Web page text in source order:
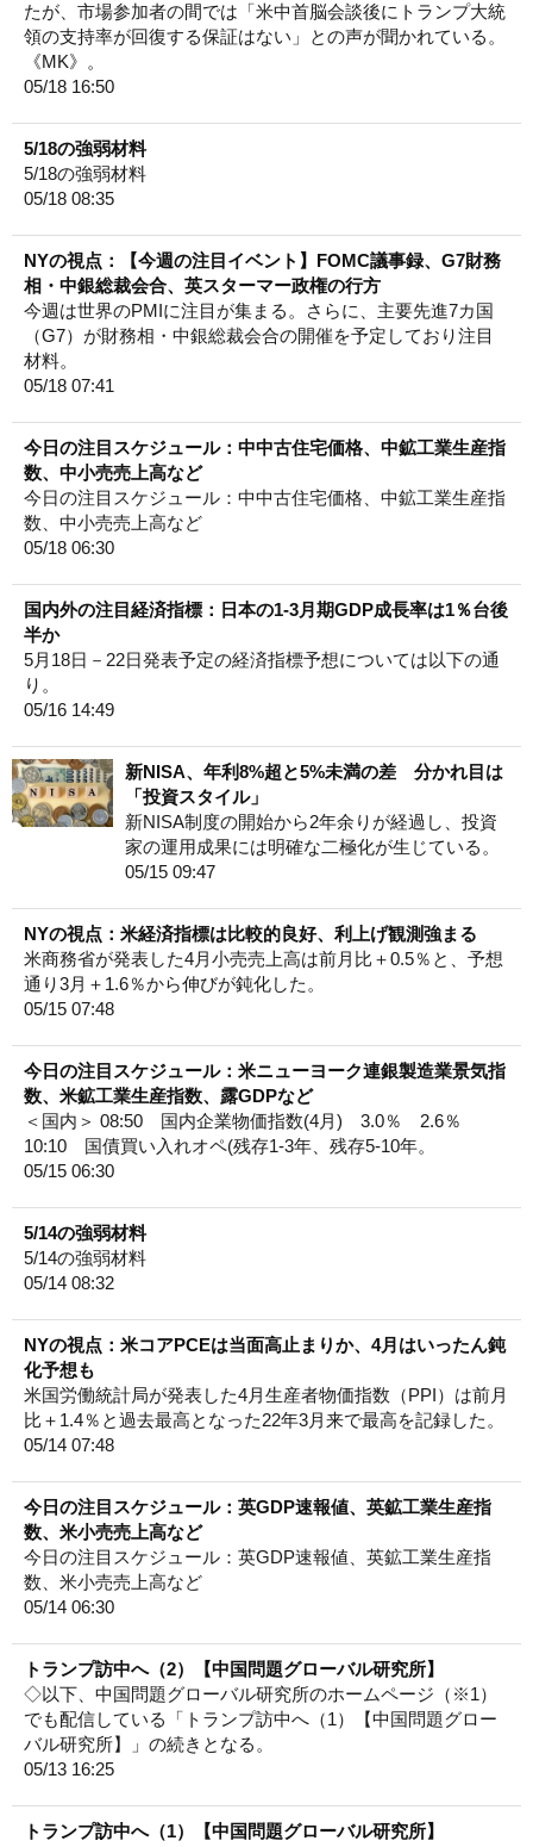
たが、市場参加者の間では「米中首脳会談後にトランプ大統
領の支持率が回復する保証はない」との声が聞かれている。
《MK》。
05/18 16:50
5/18の強弱材料
5/18の強弱材料
05/18 08:35
NYの視点：【今週の注目イベント】FOMC議事録、G7財務
相・中銀総裁会合、英スターマー政権の行方
今週は世界のPMIに注目が集まる。さらに、主要先進7カ国
（G7）が財務相・中銀総裁会合の開催を予定しており注目
材料。
05/18 07:41
今日の注目スケジュール：中中古住宅価格、中鉱工業生産指
数、中小売売上高など
今日の注目スケジュール：中中古住宅価格、中鉱工業生産指
数、中小売売上高など
05/18 06:30
国内外の注目経済指標：日本の1-3月期GDP成長率は1％台後
半か
5月18日－22日発表予定の経済指標予想については以下の通
り。
05/16 14:49
新NISA、年利8%超と5%未満の差 分かれ目は
「投資スタイル」
新NISA制度の開始から2年余りが経過し、投資
家の運用成果には明確な二極化が生じている。
05/15 09:47
NYの視点：米経済指標は比較的良好、利上げ観測強まる
米商務省が発表した4月小売売上高は前月比＋0.5％と、予想
通り3月＋1.6％から伸びが鈍化した。
05/15 07:48
今日の注目スケジュール：米ニューヨーク連銀製造業景気指
数、米鉱工業生産指数、露GDPなど
＜国内＞ 08:50 国内企業物価指数(4月) 3.0％ 2.6％
10:10 国債買い入れオペ(残存1-3年、残存5-10年。
05/15 06:30
5/14の強弱材料
5/14の強弱材料
05/14 08:32
NYの視点：米コアPCEは当面高止まりか、4月はいったん鈍
化予想も
米国労働統計局が発表した4月生産者物価指数（PPI）は前月
比＋1.4％と過去最高となった22年3月来で最高を記録した。
05/14 07:48
今日の注目スケジュール：英GDP速報値、英鉱工業生産指
数、米小売売上高など
今日の注目スケジュール：英GDP速報値、英鉱工業生産指
数、米小売売上高など
05/14 06:30
トランプ訪中へ（2）【中国問題グローバル研究所】
◇以下、中国問題グローバル研究所のホームページ（※1）
でも配信している「トランプ訪中へ（1）【中国問題グロー
バル研究所】」の続きとなる。
05/13 16:25
トランプ訪中へ（1）【中国問題グローバル研究所】